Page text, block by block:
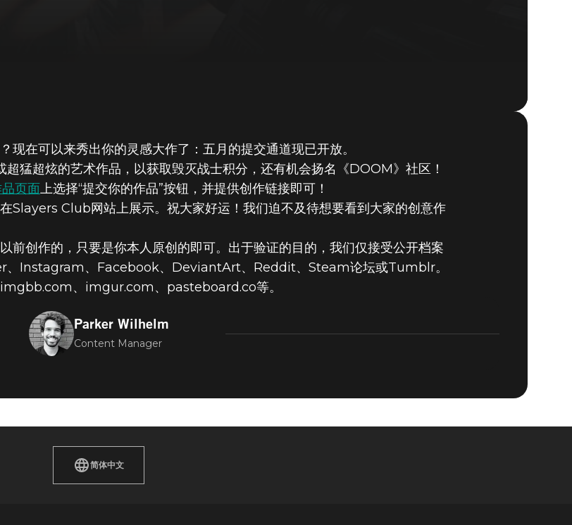
DOOM® Eternal
现在可以来秀出你的灵感大作了：五月的提交通道现已开放。
超猛超炫的艺术作品，以获取毁灭战士积分，还有机会扬名《DOOM》社区！
页面上选择“提交你的作品”按钮，并提供创作链接即可！
Slayers Club网站上展示。祝大家好运！我们迫不及待想要看到大家的创意作
前创作的，只要是你本人原创的即可。出于验证的目的，我们仅接受公开档案
、Instagram、Facebook、DeviantArt、Reddit、Steam论坛或Tumblr。
imgbb.com、imgur.com、pasteboard.co等。
Parker Wilhelm
Content Manager
简体中文